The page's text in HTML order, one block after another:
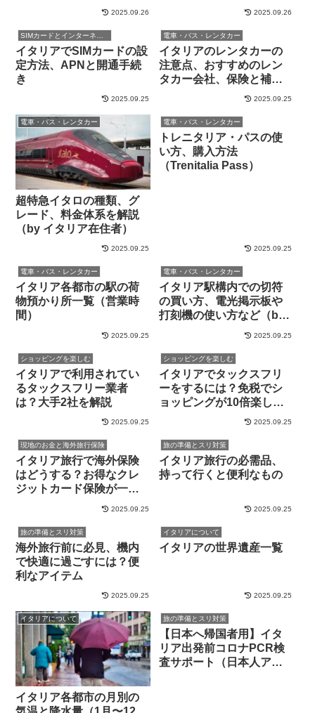
2025.09.26 2025.09.26
イタリアでSIMカードの設
定方法、APNと開通手続
き
2025.09.25
電車・バス・レンタカー
イタリアのレンタカーの
注意点、おすすめのレン
タカー会社、保険と補償
2025.09.25
電車・バス・レンタカー
超特急イタロの種類、グ
レード、料金体系を解説
（by イタリア在住者）
2025.09.25
電車・バス・レンタカー
トレニタリア・パスの使
い方、購入方法
（Trenitalia Pass）
2025.09.25
電車・バス・レンタカー
イタリア各都市の駅の荷
物預かり所一覧（営業時
間）
2025.09.25
電車・バス・レンタカー
イタリア駅構内での切符
の買い方、電光掲示板や
打刻機の使い方など（by
イタリア在住者）
2025.09.25
ショッピングを楽しむ
イタリアで利用されてい
るタックスフリー業者
は？大手2社を解説
2025.09.25
ショッピングを楽しむ
イタリアでタックスフリ
ーをするには？免税でシ
ョッピングが10倍楽しめ
2025.09.25
現地のお金と海外旅行保険
イタリア旅行で海外保険
はどうする？お得なクレ
ジットカード保険が一番
2025.09.25
旅の準備とスリ対策
イタリア旅行の必需品、
持って行くと便利なもの
2025.09.25
旅の準備とスリ対策
海外旅行前に必見、機内
で快適に過ごすには？便
利なアイテム
2025.09.25
イタリアについて
イタリアの世界遺産一覧
2025.09.25
イタリアについて
イタリア各都市の月別の
旅の準備とスリ対策
【日本へ帰国者用】イタ
リア出発前コロナPCR検
査サポート（日本人アシ